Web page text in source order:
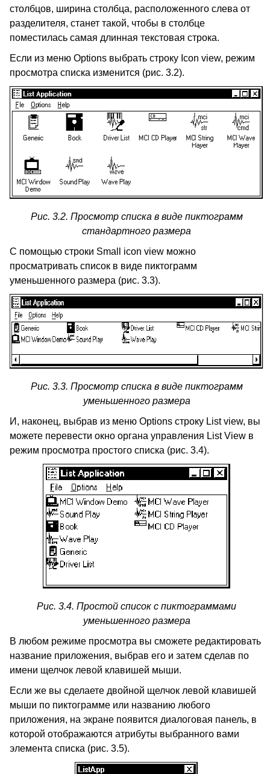
столбцов, ширина столбца, расположенного слева от
разделителя, станет такой, чтобы в столбце
поместилась самая длинная текстовая строка.
Если из меню Options выбрать строку Icon view, режим
просмотра списка изменится (рис. 3.2).
Рис. 3.2. Просмотр списка в виде пиктограмм
стандартного размера
С помощью строки Small icon view можно
просматривать список в виде пиктограмм
уменьшенного размера (рис. 3.3).
Рис. 3.3. Просмотр списка в виде пиктограмм
уменьшенного размера
И, наконец, выбрав из меню Options строку List view, вы
можете перевести окно органа управления List View в
режим просмотра простого списка (рис. 3.4).
Рис. 3.4. Простой список с пиктограммами
уменьшенного размера
В любом режиме просмотра вы сможете редактировать
название приложения, выбрав его и затем сделав по
имени щелчок левой клавишей мыши.
Если же вы сделаете двойной щелчок левой клавишей
мыши по пиктограмме или названию любого
приложения, на экране появится диалоговая панель, в
которой отображаются атрибуты выбранного вами
элемента списка (рис. 3.5).